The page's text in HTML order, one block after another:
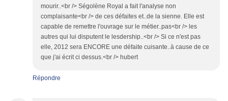
mourir..<br /> Ségolène Royal a fait l'analyse non
complaisante<br /> de ces défaites et..de la sienne. Elle est
capable de remettre l'ouvrage sur le métier..pas<br /> les
autres qui lui disputent le lesdership..<br /> Si ce n'est pas
elle, 2012 sera ENCORE une défaite cuisante..à cause de ce
que j'ai écrit ci dessus.<br /> hubert
Répondre